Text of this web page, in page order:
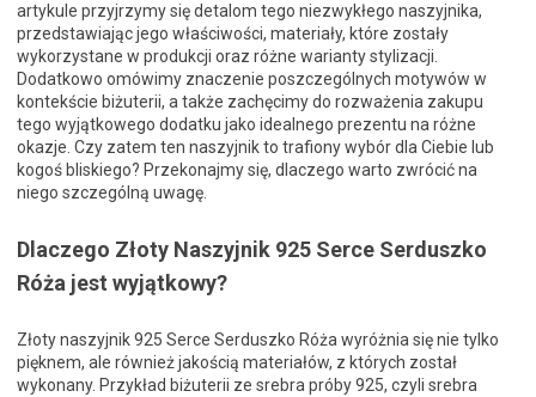
artykule przyjrzymy się detalom tego niezwykłego naszyjnika,
przedstawiając jego właściwości, materiały, które zostały
wykorzystane w produkcji oraz różne warianty stylizacji.
Dodatkowo omówimy znaczenie poszczególnych motywów w
kontekście biżuterii, a także zachęcimy do rozważenia zakupu
tego wyjątkowego dodatku jako idealnego prezentu na różne
okazje. Czy zatem ten naszyjnik to trafiony wybór dla Ciebie lub
kogoś bliskiego? Przekonajmy się, dlaczego warto zwrócić na
niego szczególną uwagę.
Dlaczego Złoty Naszyjnik 925 Serce Serduszko
Róża jest wyjątkowy?
Złoty naszyjnik 925 Serce Serduszko Róża wyróżnia się nie tylko
pięknem, ale również jakością materiałów, z których został
wykonany. Przykład biżuterii ze srebra próby 925, czyli srebra